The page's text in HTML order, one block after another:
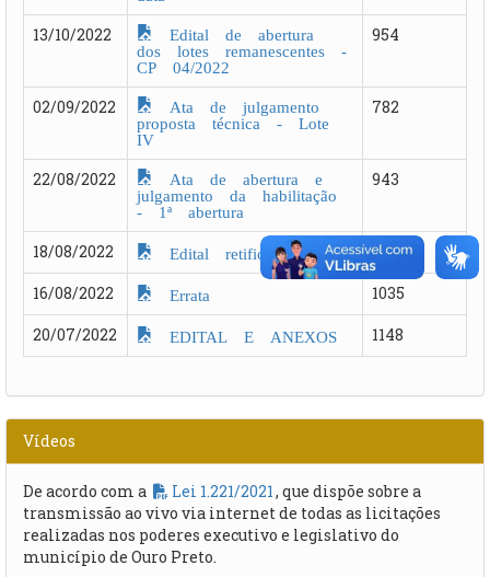
13/10/2022
Edital de abertura
dos lotes remanescentes -
CP 04/2022
954
02/09/2022
Ata de julgamento
proposta técnica - Lote
IV
782
22/08/2022
Ata de abertura e
julgamento da habilitação
- 1ª abertura
943
18/08/2022 Edital retificado
783
16/08/2022
Errata
1035
20/07/2022
EDITAL E ANEXOS 1148
Vídeos
De acordo com a Lei 1.221/2021 , que dispõe sobre a
transmissão ao vivo via internet de todas as licitações
realizadas nos poderes executivo e legislativo do
município de Ouro Preto.